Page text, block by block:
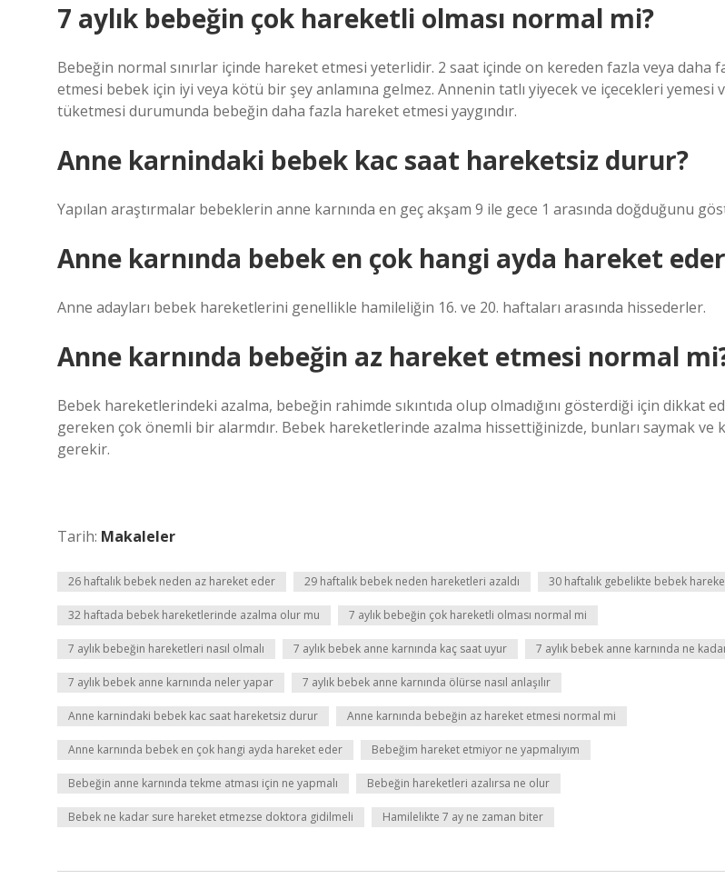
7 aylık bebeğin çok hareketli olması normal mi?
Bebeğin normal sınırlar içinde hareket etmesi yeterlidir. 2 saat içinde on kereden fazla veya daha
etmesi bebek için iyi veya kötü bir şey anlamına gelmez. Annenin tatlı yiyecek ve içecekleri yemesi
tüketmesi durumunda bebeğin daha fazla hareket etmesi yaygındır.
Anne karnindaki bebek kac saat hareketsiz durur?
Yapılan araştırmalar bebeklerin anne karnında en geç akşam 9 ile gece 1 arasında doğduğunu
Anne karnında bebek en çok hangi ayda hareket
Anne adayları bebek hareketlerini genellikle hamileliğin 16. ve 20. haftaları arasında hissederler.
Anne karnında bebeğin az hareket etmesi normal
Bebek hareketlerindeki azalma, bebeğin rahimde sıkıntıda olup olmadığını gösterdiği için dikkat
gereken çok önemli bir alarmdır. Bebek hareketlerinde azalma hissettiğinizde, bunları saymak ve
gerekir.
Tarih: Makaleler
26 haftalık bebek neden az hareket eder 29 haftalık bebek neden hareketleri azaldı 30 haftalık gebelikte bebek
32 haftada bebek hareketlerinde azalma olur mu 7 aylık bebeğin çok hareketli olması normal mi
7 aylık bebeğin hareketleri nasıl olmalı 7 aylık bebek anne karnında kaç saat uyur 7 aylık bebek anne karnında ne
7 aylık bebek anne karnında neler yapar 7 aylık bebek anne karnında ölürse nasıl anlaşılır
Anne karnindaki bebek kac saat hareketsiz durur Anne karnında bebeğin az hareket etmesi normal mi
Anne karnında bebek en çok hangi ayda hareket eder Bebeğim hareket etmiyor ne yapmalıyım
Bebeğin anne karnında tekme atması için ne yapmalı Bebeğin hareketleri azalırsa ne olur
Bebek ne kadar sure hareket etmezse doktora gidilmeli Hamilelikte 7 ay ne zaman biter